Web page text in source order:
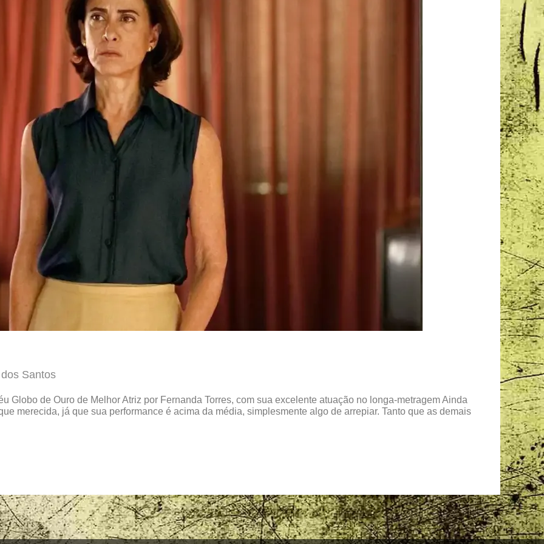
Santos
Globo de Ouro de Melhor Atriz por Fernanda Torres, com sua excelente atuação no longa-metragem Ainda
merecida, já que sua performance é acima da média, simplesmente algo de arrepiar. Tanto que as demais